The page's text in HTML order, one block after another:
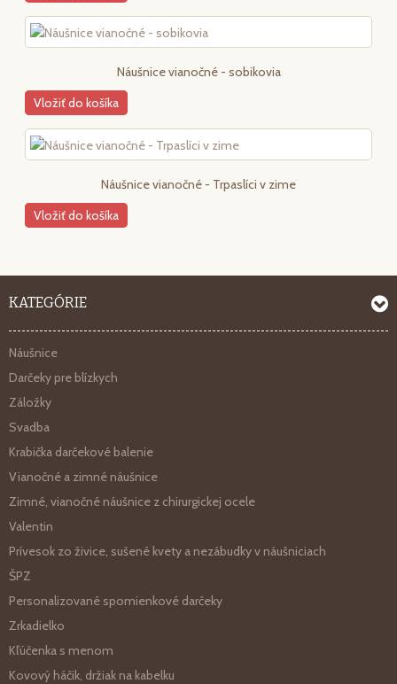
Náušnice vianočné - sobikovia
Vložiť do košíka
Náušnice vianočné - Trpaslíci v zime
Vložiť do košíka
KATEGÓRIE
Náušnice
Darčeky pre blízkych
Záložky
Svadba
Krabička darčekové balenie
Vianočné a zimné náušnice
Zimné, vianočné náušnice z chirurgickej ocele
Valentin
Prívesok zo živice, sušené kvety a nezábudky v náušniciach
ŠPZ
Personalizované spomienkové darčeky
Zrkadielko
Kľúčenka s menom
Kovový háčik, držiak na kabelku